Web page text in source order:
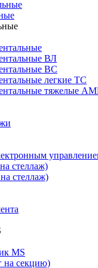
ВЛ
ВС
легкие ТС
тяжелые
стеллаж)
стеллаж)
MS
на секцию)